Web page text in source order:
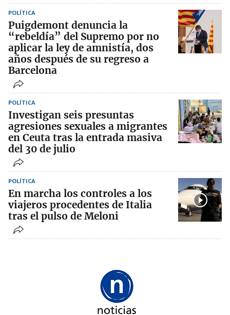
POLÍTICA
Puigdemont denuncia la
“rebeldía” del Supremo por no
aplicar la ley de amnistía, dos
años después de su regreso a
Barcelona
POLÍTICA
Investigan seis presuntas
agresiones sexuales a migrantes
en Ceuta tras la entrada masiva
del 30 de julio
POLÍTICA
En marcha los controles a los
viajeros procedentes de Italia
tras el pulso de Meloni